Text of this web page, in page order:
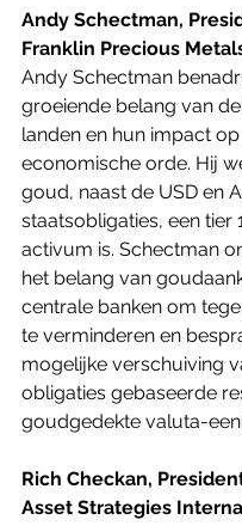
Andy Schectman,
Franklin Precious
Andy Schectman
groeiende belang van de
landen en hun impact
economische orde. Hij
goud, naast de USD en
staatsobligaties, een tier
activum is. Schectman
het belang van
centrale banken om
te verminderen en
mogelijke verschuiving
obligaties gebaseerde
goudgedekte valuta-
Rich Checkan,
Asset Strategies